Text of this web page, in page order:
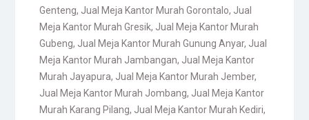
Genteng, Jual Meja Kantor Murah Gorontalo, Jual
Meja Kantor Murah Gresik, Jual Meja Kantor Murah
Gubeng, Jual Meja Kantor Murah Gunung Anyar, Jual
Meja Kantor Murah Jambangan, Jual Meja Kantor
Murah Jayapura, Jual Meja Kantor Murah Jember,
Jual Meja Kantor Murah Jombang, Jual Meja Kantor
Murah Karang Pilang, Jual Meja Kantor Murah Kediri,